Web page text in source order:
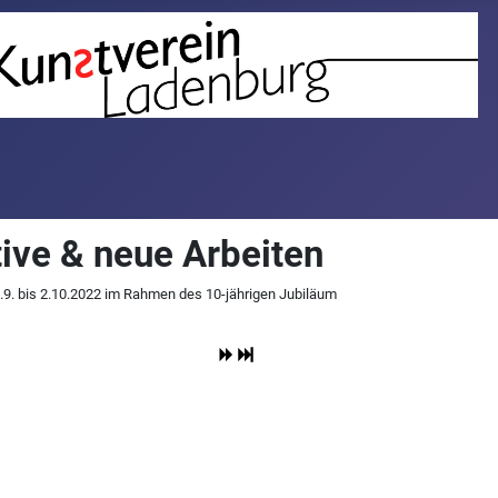
& neue Arbeiten
bis 2.10.2022 im Rahmen des 10-jährigen Jubiläum